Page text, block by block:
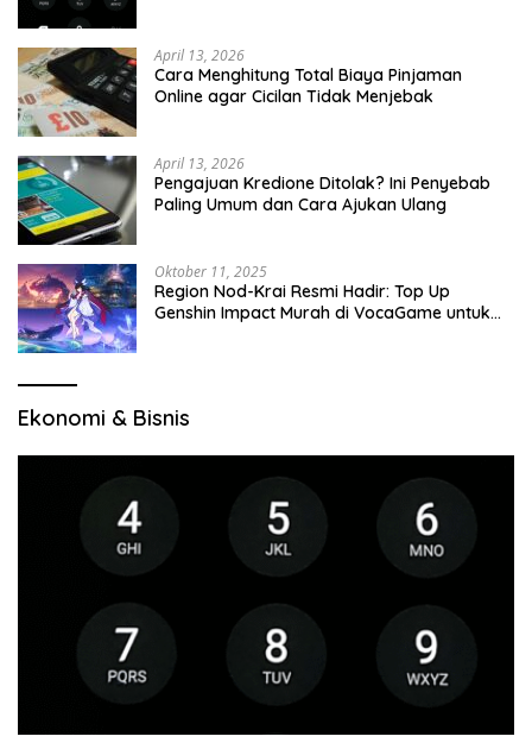
April 13, 2026
Cara Menghitung Total Biaya Pinjaman
Online agar Cicilan Tidak Menjebak
April 13, 2026
Pengajuan Kredione Ditolak? Ini Penyebab
Paling Umum dan Cara Ajukan Ulang
Oktober 11, 2025
Region Nod-Krai Resmi Hadir: Top Up
Genshin Impact Murah di VocaGame untuk
Ekonomi & Bisnis